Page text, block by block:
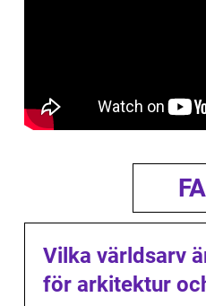
Vilka världsarv
för arkitektur